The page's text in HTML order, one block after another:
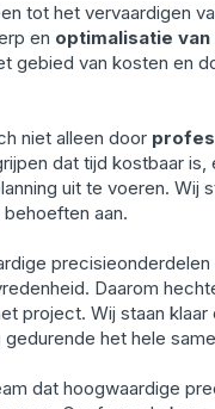
tot het vervaardigen
en optimalisatie
gebied van kosten en
niet alleen door
dat tijd kostbaar is,
uit te voeren. Wij
aan.
Daarom
project. Wij staan
gedurende het hele
dat hoogwaardige